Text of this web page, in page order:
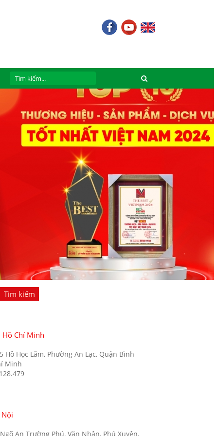
Tìm kiếm
Hồ Chí Minh
Hồ Học Lãm, Phường An Lạc, Quận Bình
Minh
An Trường Phú, Văn Nhân, Phú Xuyên,